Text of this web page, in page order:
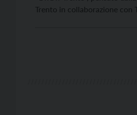
Trento in collaborazione con